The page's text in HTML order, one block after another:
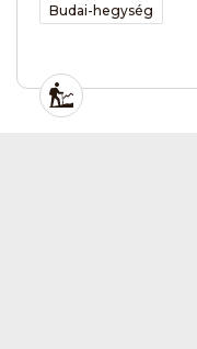
Budai-hegység